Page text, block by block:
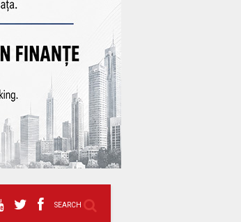
SEARCH